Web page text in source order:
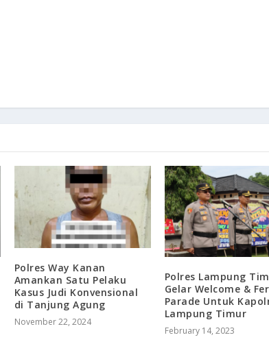
Polres Way Kanan
Amankan Satu Pelaku
Kasus Judi Konvensional
di Tanjung Agung
November 22, 2024
Polres Lampung
Gelar Welcome &
Parade Untuk
Lampung Timur
February 14, 2023